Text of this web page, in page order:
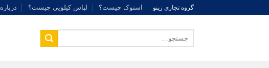
گروه تجاری زینو استوک چیست؟ لباس کیلویی چیست؟
برای: